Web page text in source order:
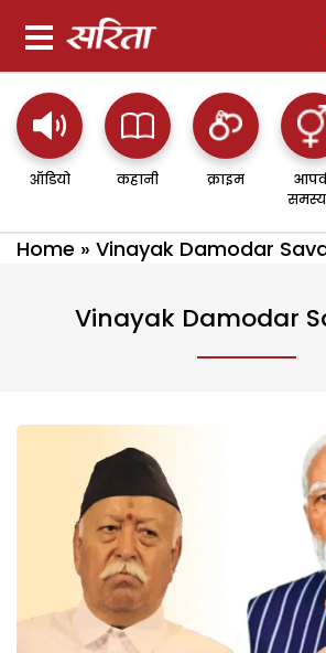
ऑडियो कहानी क्राइम
Home » Vinayak Damodar
Vinayak Damodar